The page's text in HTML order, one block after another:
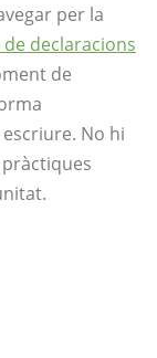
per la
declaracions
de
No hi